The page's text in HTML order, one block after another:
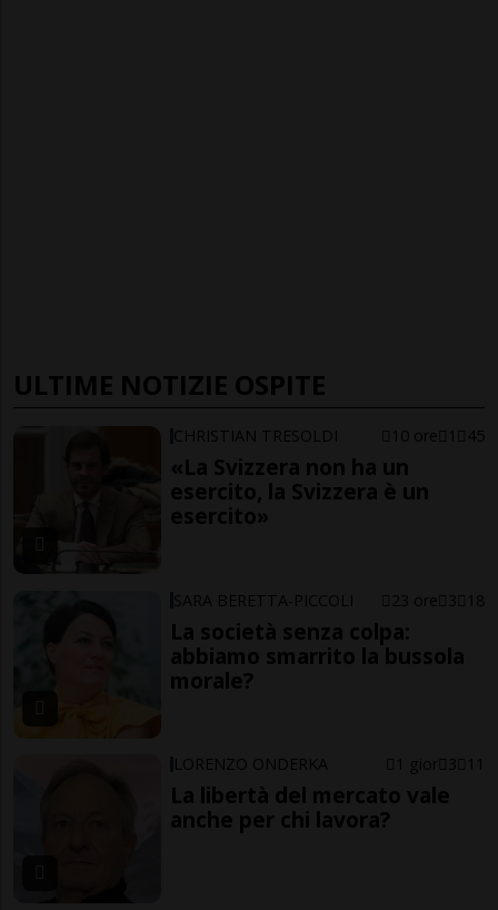
ULTIME NOTIZIE OSPITE
CHRISTIAN TRESOLDI 10 ore 1 45
«La Svizzera non ha un
esercito, la Svizzera è un
esercito»
SARA BERETTA-PICCOLI 23 ore 3 18
La società senza colpa:
abbiamo smarrito la bussola
morale?
LORENZO ONDERKA 1 gior 3 11
La libertà del mercato vale
anche per chi lavora?